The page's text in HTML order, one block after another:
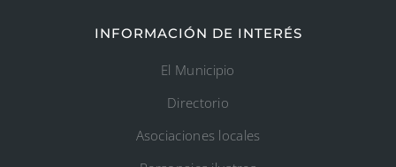
INFORMACIÓN DE INTERÉS
El Municipio
Directorio
Asociaciones locales